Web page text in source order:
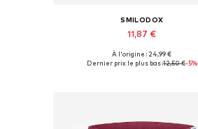
SMILODOX
11,87 €
Tailles disponibles: One Size
À l'origine : 24,99 €
Dernier prix le plus bas :12,50 €-5%